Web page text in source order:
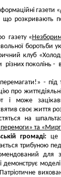
газети «
розкривають
газету «
боротьби
клуб
поколінь -
-
про
і може
своє життя
на
та
громаді: це
трибуною
для
демонструє